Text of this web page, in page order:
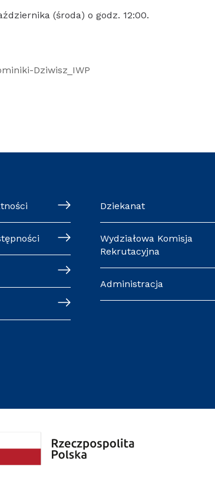
(środa) o godz. 12:00.
Dziekanat
Wydziałowa Komisja
Rekrutacyjna
Administracja